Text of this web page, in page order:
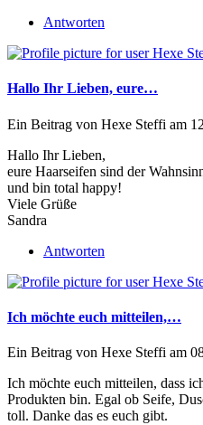
Antworten
Hallo Ihr Lieben, eure…
Ein Beitrag von Hexe Steffi am
Hallo Ihr Lieben,
eure Haarseifen sind der
und bin total happy!
Viele Grüße
Sandra
Antworten
Ich möchte euch mitteilen,…
Ein Beitrag von Hexe Steffi am
Ich möchte euch mitteilen, dass
Produkten bin. Egal ob Seife,
toll. Danke das es euch gibt.